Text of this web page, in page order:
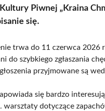
Piwnej „Kraina
się.
trwa do 11 czerwca 2026
do szybkiego zgłaszania
przyjmowane są
się bardzo
warsztaty dotyczące